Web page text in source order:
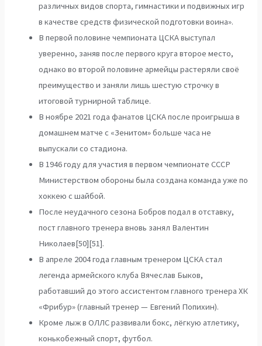
различных видов спорта, гимнастики и подвижных игр
в качестве средств физической подготовки воина».
В первой половине чемпионата ЦСКА выступал
уверенно, заняв после первого круга второе место,
однако во второй половине армейцы растеряли своё
преимущество и заняли лишь шестую строчку в
итоговой турнирной таблице.
В ноябре 2021 года фанатов ЦСКА после проигрыша в
домашнем матче с «Зенитом» больше часа не
выпускали со стадиона.
В 1946 году для участия в первом чемпионате СССР
Министерством обороны была создана команда уже по
хоккею с шайбой.
После неудачного сезона Бобров подал в отставку,
пост главного тренера вновь занял Валентин
Николаев[50][51].
В апреле 2004 года главным тренером ЦСКА стал
легенда армейского клуба Вячеслав Быков,
работавший до этого ассистентом главного тренера ХК
«Фрибур» (главный тренер — Евгений Попихин).
Кроме лыж в ОЛЛС развивали бокс, лёгкую атлетику,
конькобежный спорт, футбол.